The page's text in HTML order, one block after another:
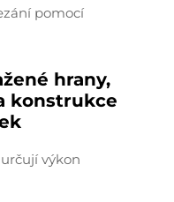
pomocí
hrany,
konstrukce
výkon